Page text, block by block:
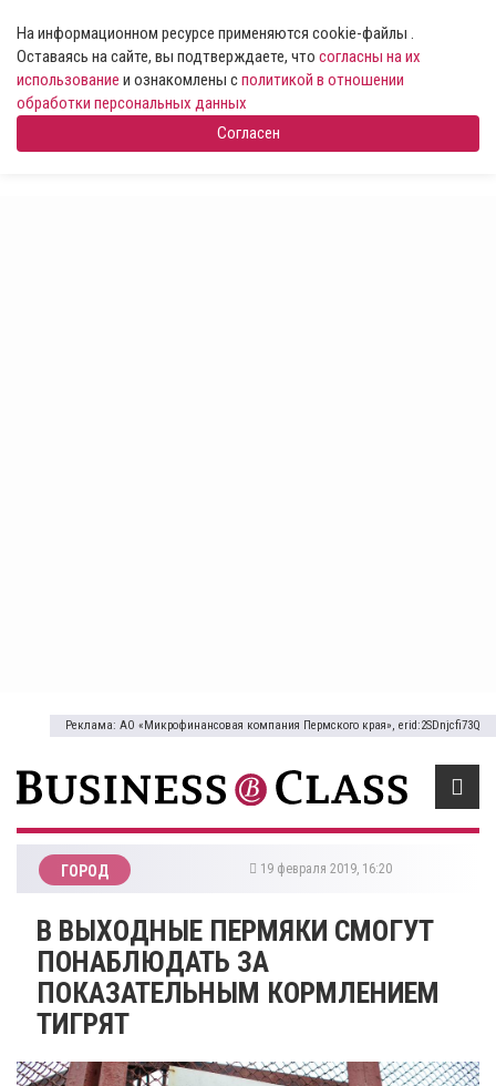
На информационном ресурсе применяются cookie-файлы .
Оставаясь на сайте, вы подтверждаете, что согласны на их
использование и ознакомлены сполитикой в отношении
обработки персональных данных
Согласен
Реклама: АО «Микрофинансовая компания Пермского края», erid:2SDnjcfi73Q
ГОРОД 19 февраля 2019, 16:20
В ВЫХОДНЫЕ ПЕРМЯКИ СМОГУТ
ПОНАБЛЮДАТЬ ЗА
ПОКАЗАТЕЛЬНЫМ КОРМЛЕНИЕМ
ТИГРЯТ